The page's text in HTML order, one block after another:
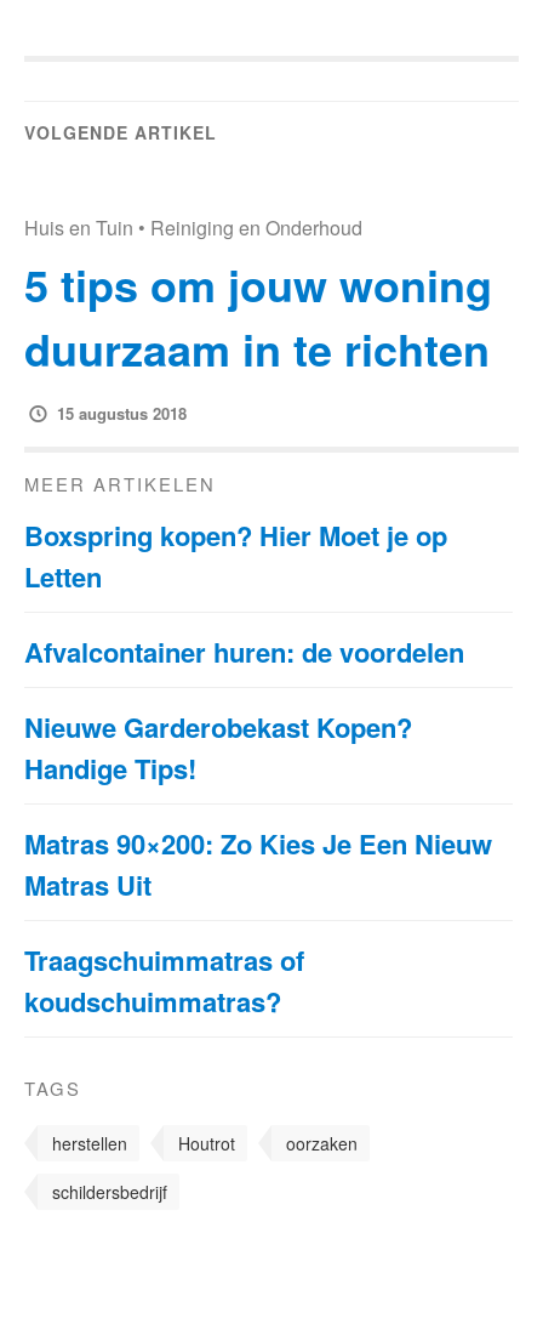
VOLGENDE ARTIKEL
Huis en Tuin • Reiniging en Onderhoud
5 tips om jouw woning
duurzaam in te richten
15 augustus 2018
MEER ARTIKELEN
Boxspring kopen? Hier Moet je op
Letten
Afvalcontainer huren: de voordelen
Nieuwe Garderobekast Kopen?
Handige Tips!
Matras 90×200: Zo Kies Je Een Nieuw
Matras Uit
Traagschuimmatras of
koudschuimmatras?
TAGS
herstellen Houtrot
oorzaken
schildersbedrijf